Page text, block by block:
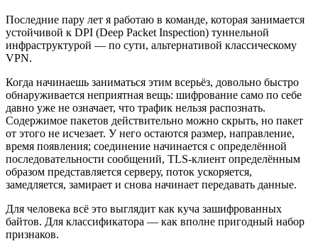
Последние пару лет я работаю в команде, которая занимается
устойчивой к DPI (Deep Packet Inspection) туннельной
инфраструктурой — по сути, альтернативой классическому
VPN.
Когда начинаешь заниматься этим всерьёз, довольно быстро
обнаруживается неприятная вещь: шифрование само по себе
давно уже не означает, что трафик нельзя распознать.
Содержимое пакетов действительно можно скрыть, но пакет
от этого не исчезает. У него остаются размер, направление,
время появления; соединение начинается с определённой
последовательности сообщений, TLS-клиент определённым
образом представляется серверу, поток ускоряется,
замедляется, замирает и снова начинает передавать данные.
Для человека всё это выглядит как куча зашифрованных
байтов. Для классификатора — как вполне пригодный набор
признаков.